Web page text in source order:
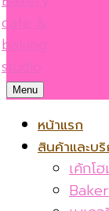
Menu
หน้าแรก
สินค้าและบริ
เค้กโ